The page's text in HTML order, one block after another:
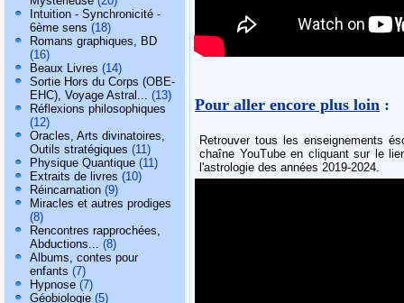
Intuition - Synchronicité -
6ème sens (18)
Romans graphiques, BD
(16)
Beaux Livres (14)
Sortie Hors du Corps (OBE-
EHC), Voyage Astral... (13)
Réflexions philosophiques
(12)
Oracles, Arts divinatoires,
Outils stratégiques (11)
Physique Quantique (11)
Extraits de livres (10)
Réincarnation (9)
Miracles et autres prodiges
(8)
Rencontres rapprochées,
Abductions... (8)
Albums, contes pour
enfants (7)
Hypnose (7)
Géobiologie (5)
Pour aller encore plus loin :
Retrouver tous les enseignements
chaîne YouTube en cliquant sur le
l'astrologie des années 2019-2024.